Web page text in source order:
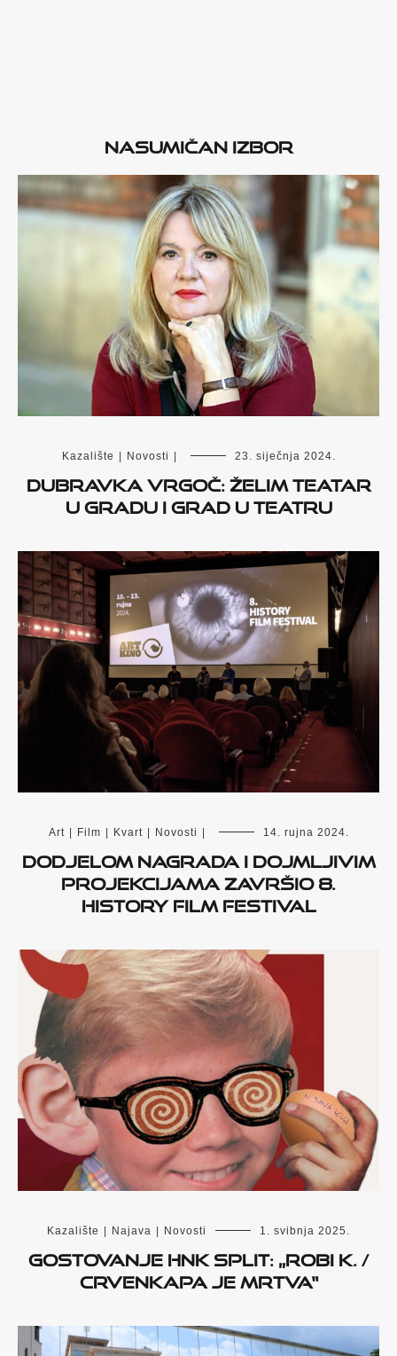
Nasumičan izbor
Kazalište Novosti 23. siječnja 2024.
Dubravka Vrgoč: Želim teatar
u gradu i grad u teatru
Art Film Kvart Novosti 14. rujna 2024.
Dodjelom nagrada i dojmljivim
projekcijama završio 8.
History Film Festival
Kazalište Najava Novosti 1. svibnja 2025.
Gostovanje HNK SPLIT: „Robi K. /
Crvenkapa je mrtva“